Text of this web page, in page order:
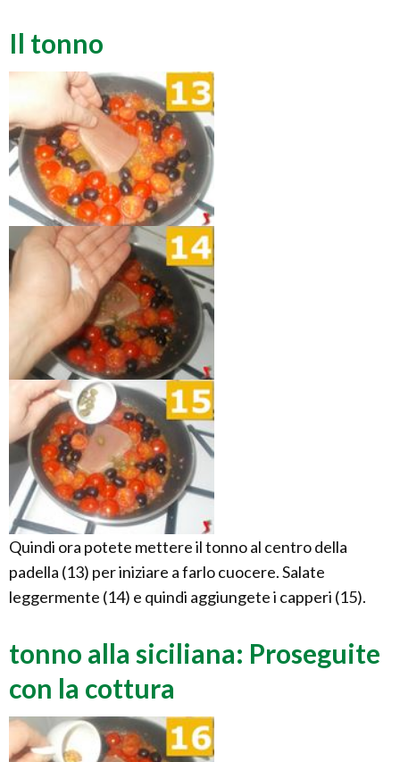
Il tonno
Quindi ora potete mettere il tonno al centro della
padella (13) per iniziare a farlo cuocere. Salate
leggermente (14) e quindi aggiungete i capperi (15).
tonno alla siciliana: Proseguite
con la cottura